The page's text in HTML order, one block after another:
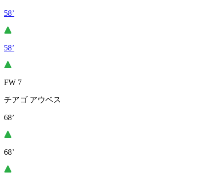
58’
58’
FW 7
チアゴ アウベス
68’
68’